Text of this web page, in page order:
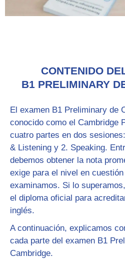
CONTENIDO
B1 PRELIMINARY
El examen B1 Preliminary de
conocido como el Cambridge
cuatro partes en dos
& Listening y 2. Speaking.
debemos obtener la nota
exige para el nivel en
examinamos. Si lo
el diploma oficial para
inglés.
A continuación, explicamos
cada parte del examen B1
Cambridge.